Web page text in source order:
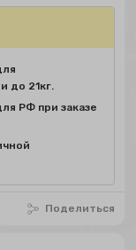
Поделиться
до 21кг.
РФ при заказе